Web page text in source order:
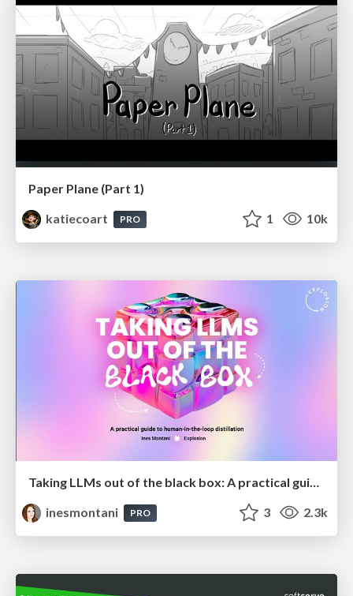
Paper Plane (Part 1)
katiecoart
PRO 1 10k
Taking LLMs out of the black box: A practical guide to human-in-the-loop distillation
inesmontani
PRO 3 2.3k